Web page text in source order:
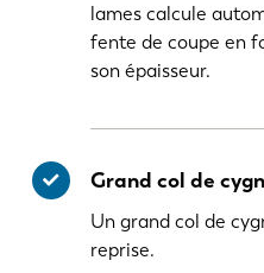
lames calcule
fente de coupe en
son épaisseur.
Grand col de
Un grand col de
reprise.